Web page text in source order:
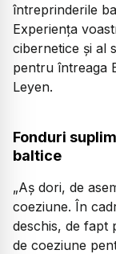
întreprinderile
Experiența
cibernetice și al
pentru întreaga
Leyen.
Fonduri
baltice
„Aș dori, de
coeziune. În
deschis, de fapt
de coeziune